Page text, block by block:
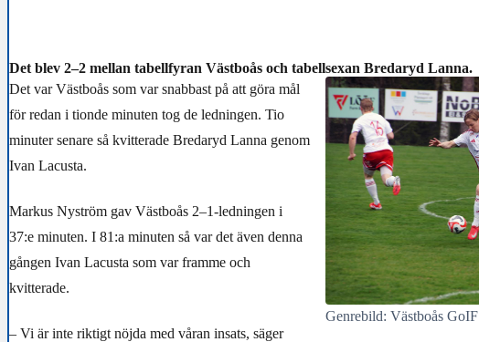
Det blev 2–2 mellan tabellfyran Västboås och tabellsexan Bredaryd Lanna.
Genrebild: Västboås GoIF
Det var Västboås som var snabbast på att göra mål
för redan i tionde minuten tog de ledningen. Tio
minuter senare så kvitterade Bredaryd Lanna genom
Ivan Lacusta.
Markus Nyström gav Västboås 2–1-ledningen i
37:e minuten. I 81:a minuten så var det även denna
gången Ivan Lacusta som var framme och
kvitterade.
– Vi är inte riktigt nöjda med våran insats, säger